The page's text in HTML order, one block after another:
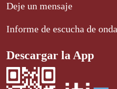
Deje un mensaje
Informe de escucha de
Descargar la App